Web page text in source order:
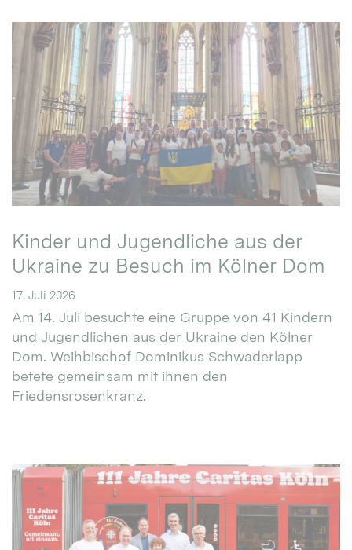
Kinder und Jugendliche aus der
Ukraine zu Besuch im Kölner Dom
17. Juli 2026
Am 14. Juli besuchte eine Gruppe von 41 Kindern
und Jugendlichen aus der Ukraine den Kölner
Dom. Weihbischof Dominikus Schwaderlapp
betete gemeinsam mit ihnen den
Friedensrosenkranz.